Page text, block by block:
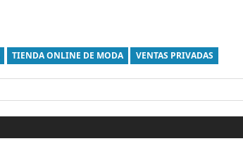
TIENDA ONLINE DE MODA VENTAS PRIVADAS